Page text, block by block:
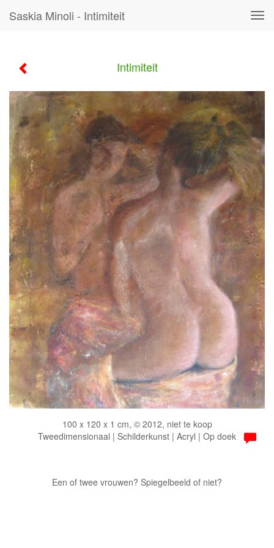
Saskia Minoli - Intimiteit
Intimiteit
100 x 120 x 1 cm, © 2012, niet te koop
Tweedimensionaal | Schilderkunst | Acryl | Op doek
Een of twee vrouwen? Spiegelbeeld of niet?